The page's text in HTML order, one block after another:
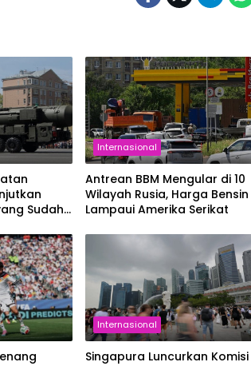
Sudah
Internasional
Antrean BBM Mengular di 10
Wilayah Rusia, Harga Bensin
Lampaui Amerika Serikat
Internasional
Singapura Luncurkan Komisi